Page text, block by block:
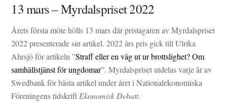
13 mars – Myrdalspriset 2022
Årets första möte hölls 13 mars där pristagaren av Myrdalspriset
2022 presenterade sin artikel. 2022 års pris gick till Ulrika
Ahrsjö för artikeln ”Straff eller en väg ut ur brottslighet? Om
samhällstjänst för ungdomar”. Myrdalspriset utdelas varje år av
Swedbank för bästa artikel under året i Nationalekonomiska
Föreningens tidskrift Ekonomisk Debatt.